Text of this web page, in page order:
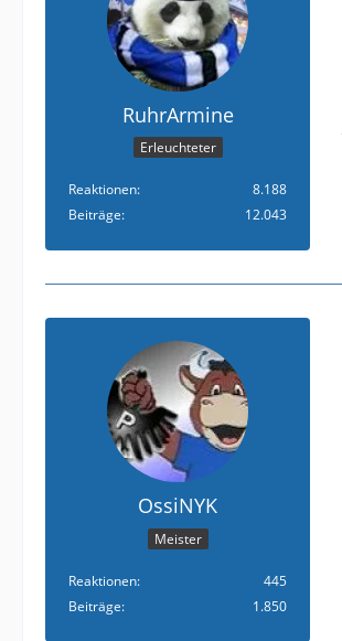
RuhrArmine
Erleuchteter
Reaktionen
8.188
Beiträge
12.043
OssiNYK
Meister
Reaktionen
445
Beiträge
1.850